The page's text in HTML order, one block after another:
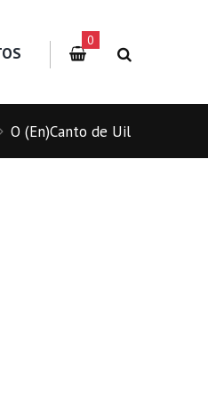
0
O (En)Canto de Uil